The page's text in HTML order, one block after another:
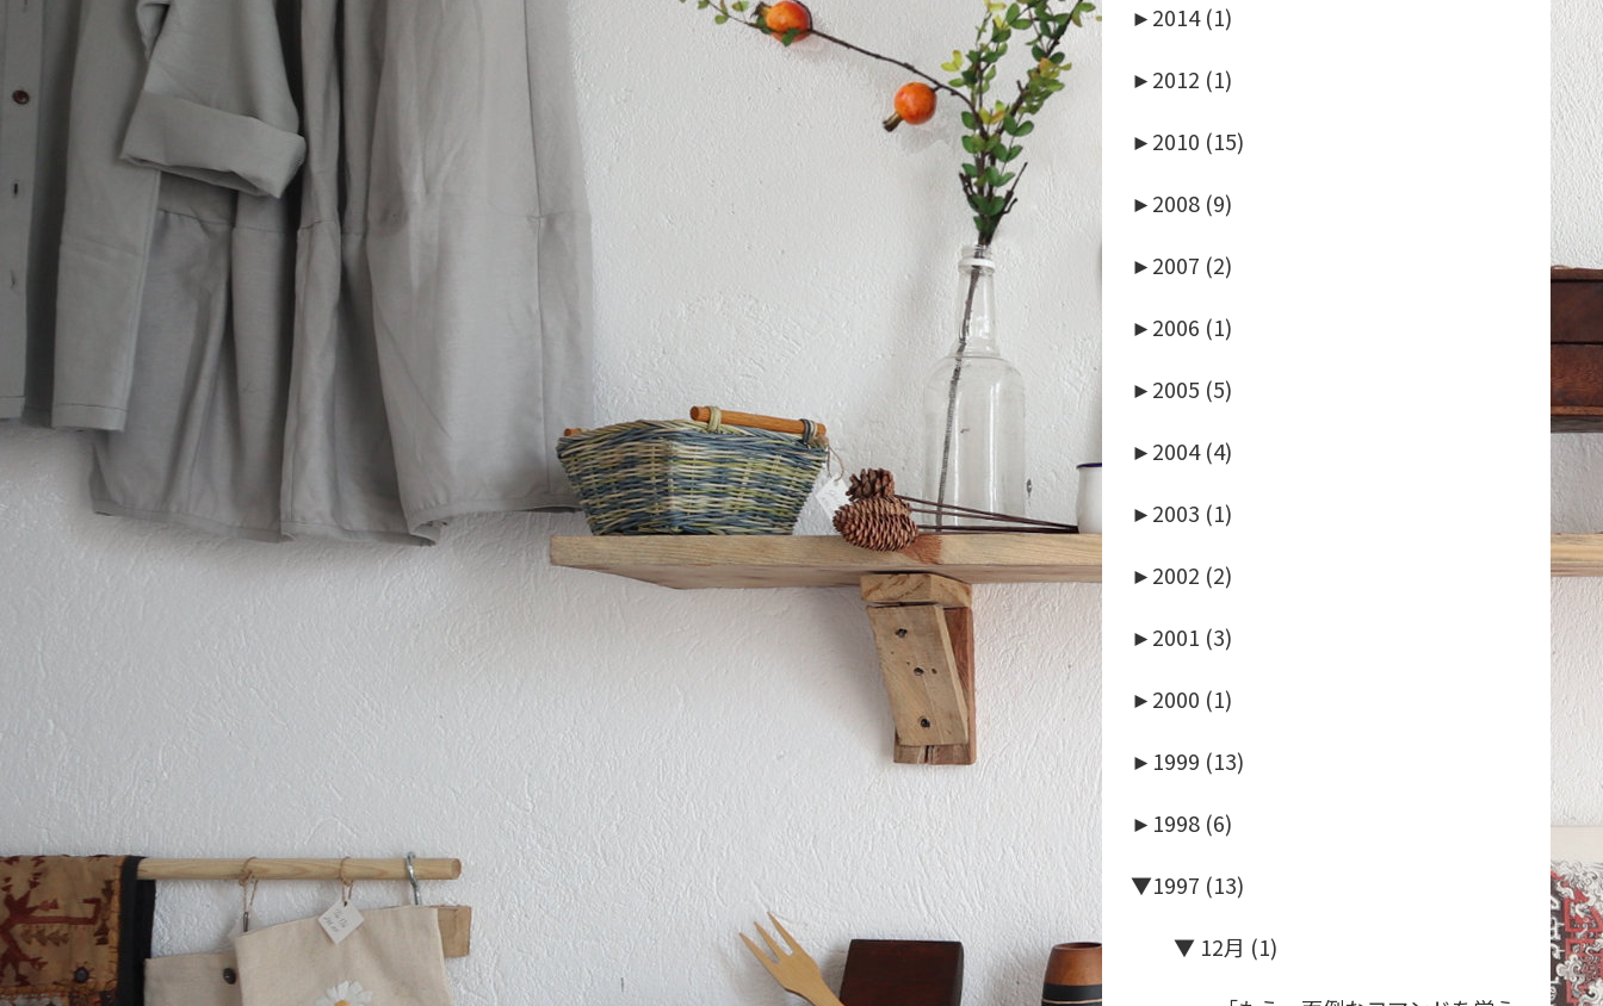
►2014 (1)
►2012 (1)
►2010 (15)
►2008 (9)
►2007 (2)
►2006 (1)
►2005 (5)
►2004 (4)
►2003 (1)
►2002 (2)
►2001 (3)
►2000 (1)
► 1999 (13)
► 1998 (6)
▼1997 (13)
▼ 12月 (1)